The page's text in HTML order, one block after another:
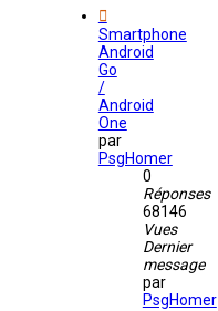
Smartphone
Android
Go
/
Android
One
par
PsgHomer
0
Réponses
68146
Vues
Dernier
message
par
PsgHomer